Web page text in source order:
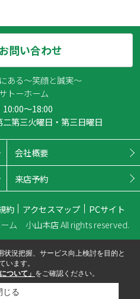
問い合わせ
ある～笑顔と誠実～
トーホーム
10:00～18:00
第三火曜日・第三日曜日
会社概要
来店予約
約 アクセスマップ
PCサイト
ム 小山本店 All rights reserved.
況把握、サービス向上検討を目的と
います。
ついて」 をご確認ください。
じる